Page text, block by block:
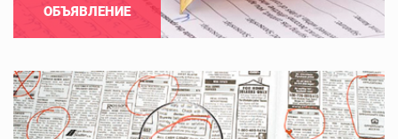
ОБЪЯВЛЕНИЕ